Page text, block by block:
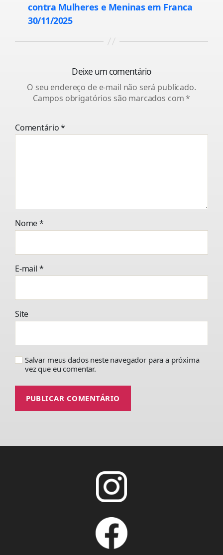
contra Mulheres e Meninas em Franca
30/11/2025
Deixe um comentário
O seu endereço de e-mail não será publicado.
Campos obrigatórios são marcados com*
Comentário*
Nome*
E-mail *
Site
Salvar meus dados neste navegador para a próxima
vez que eu comentar.